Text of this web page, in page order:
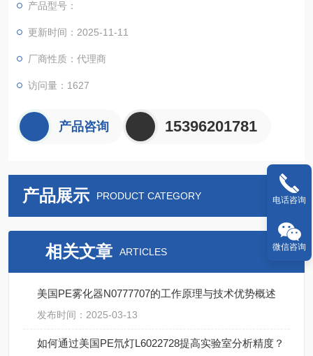
产品型号：
更新时间：2025-11-11
厂商性质：代理商
访问量：1627
产品咨询 15396201781
产品展示 PRODUCT CATEGORY
相关文章 ARTICLES
美国PE雾化器N0777707的工作原理与技术优势概述
发布时间：2025-03-13
如何通过美国PE氘灯L6022728提高实验室分析精度？
电话咨询
微信咨询